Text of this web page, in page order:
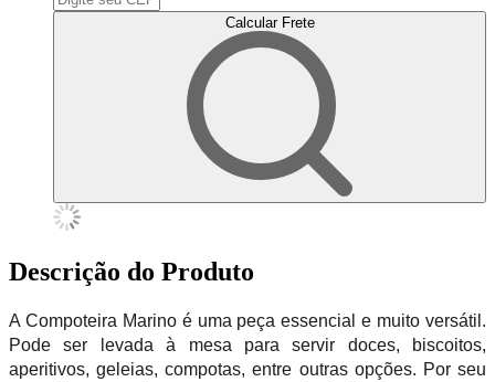
Calcular Frete
Descrição do Produto
A Compoteira Marino é uma peça essencial e muito versátil.
Pode ser levada à mesa para servir doces, biscoitos,
aperitivos, geleias, compotas, entre outras opções. Por seu